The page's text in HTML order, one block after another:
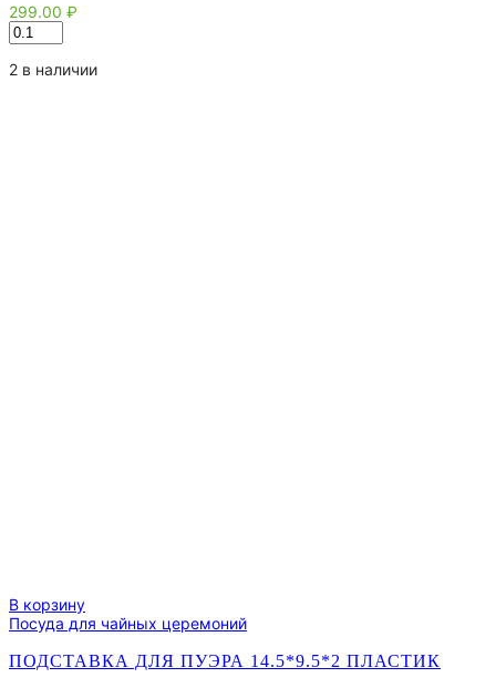
299.00 ₽
Количество
товара
Турка
2 в наличии
В корзину
Посуда для чайных церемоний
ПОДСТАВКА ДЛЯ ПУЭРА 14.5*9.5*2 ПЛАСТИК